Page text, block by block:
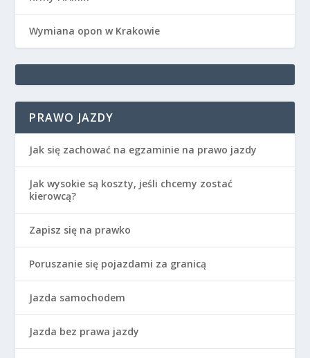
Wymiana opon w Krakowie
PRAWO JAZDY
Jak się zachować na egzaminie na prawo jazdy
Jak wysokie są koszty, jeśli chcemy zostać
kierowcą?
Zapisz się na prawko
Poruszanie się pojazdami za granicą
Jazda samochodem
Jazda bez prawa jazdy